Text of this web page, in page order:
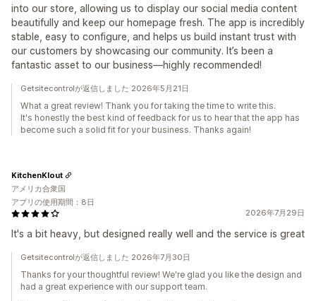
into our store, allowing us to display our social media content
beautifully and keep our homepage fresh. The app is incredibly
stable, easy to configure, and helps us build instant trust with
our customers by showcasing our community. It’s been a
fantastic asset to our business—highly recommended!
Getsitecontrolが返信しました 2026年5月21日
What a great review! Thank you for taking the time to write this.
It's honestly the best kind of feedback for us to hear that the app has
become such a solid fit for your business. Thanks again!
2026年7月29日
It's a bit heavy, but designed really well and the service is great
KitchenKlout
アメリカ合衆国
アプリの使用期間：8日
Getsitecontrolが返信しました 2026年7月30日
Thanks for your thoughtful review! We're glad you like the design and
had a great experience with our support team.